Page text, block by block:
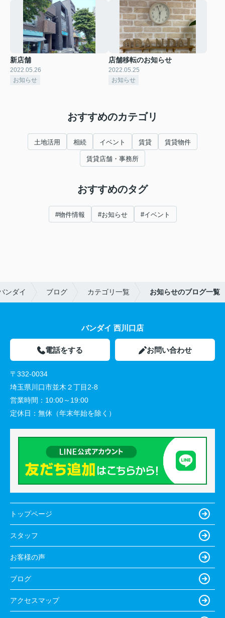
新店舗
2022.05.26
お知らせ
店舗移転のお知らせ
2022.05.25
お知らせ
おすすめのカテゴリ
土地活用 相続 イベント 賃貸 賃貸物件
賃貸店舗・事務所
おすすめのタグ
#物件情報 #お知らせ #イベント
ンダイ ブログ カテゴリ一覧 お知らせのブログ一覧
バンダイ 西川口店
電話をする お問い合わせ
〒332-0034
埼玉県川口市並木２丁目2-8
営業時間： 10:00～19:00
定休日： 無休（年末年始を除く）
トップページ
スタッフ
お客様の声
ブログ
アクセスマップ